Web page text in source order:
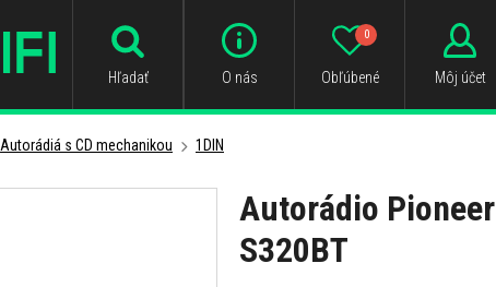
Hľadať O nás Obľúbené
0
Môj účet
Autorádiá s CD mechanikou 1DIN
Autorádio
S320BT